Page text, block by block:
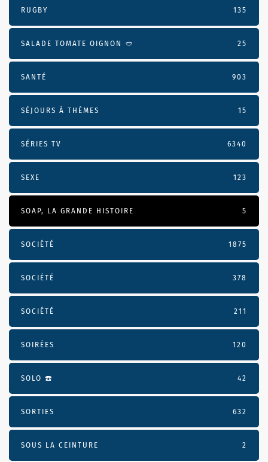
RUGBY 135
SALADE TOMATE OIGNON 🥙 25
SANTÉ 903
SÉJOURS À THÈMES 15
SÉRIES TV 6340
SEXE 123
SOAP, LA GRANDE HISTOIRE 5
SOCIÉTÉ 1875
SOCIÉTÉ 378
SOCIÉTÉ 211
SOIRÉES 120
SOLO ☎️ 42
SORTIES 632
SOUS LA CEINTURE 2